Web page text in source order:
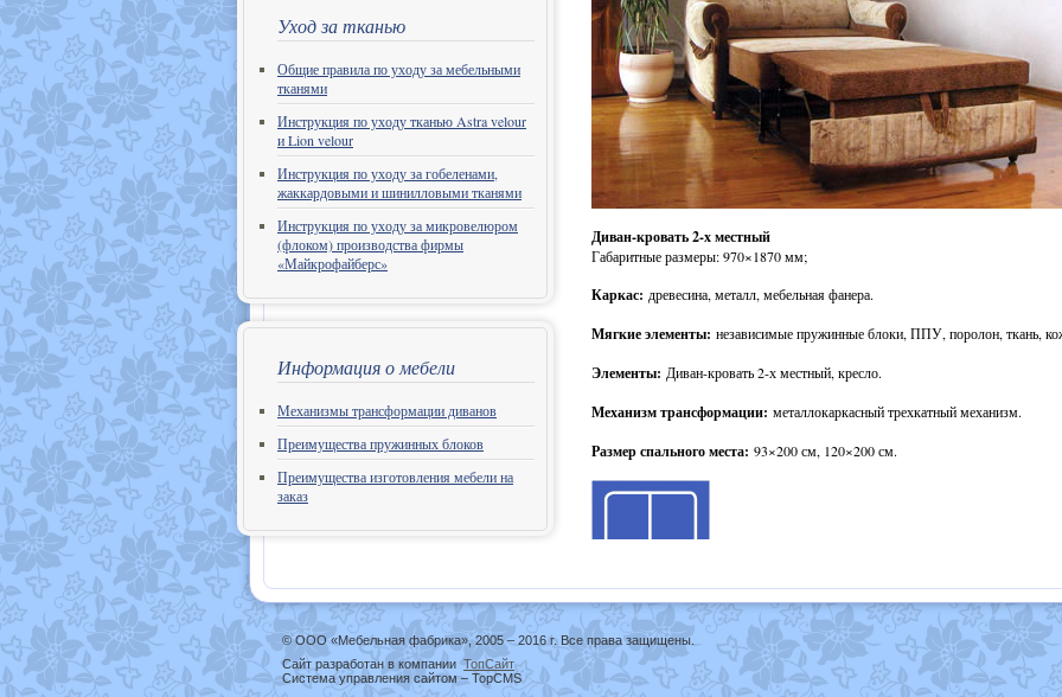
Уход за тканью
Общие правила по уходу за мебельными
тканями
Инструкция по уходу тканью Astra velour
и Lion velour
Инструкция по уходу за гобеленами,
жаккардовыми и шинилловыми тканями
Инструкция по уходу за микровелюром
(флоком) производства фирмы
«Майкрофайберс»
Информация о мебели
Механизмы трансформации диванов
Преимущества пружинных блоков
Преимущества изготовления мебели на
заказ
Диван-кровать 2-х местный
Габаритные размеры: 970×1870 мм;
Каркас: древесина, металл, мебельная фанера.
Мягкие элементы: независимые пружинные блоки, ППУ, поролон, ткань,
Элементы: Диван-кровать 2-х местный, кресло.
Механизм трансформации: металлокаркасный трехкатный механизм.
Размер спального места: 93×200 см, 120×200 см.
© ООО «Мебельная фабрика», 2005 – 2016 г. Все права защищены.
Сайт разработан в компанииТопСайт
Система управления сайтом – TopCMS